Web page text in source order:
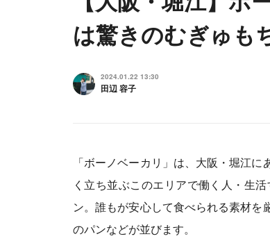
は驚きのむぎゅも
2024.01.22 13:30
田辺 容子
「ボーノベーカリ」は、大阪・堀江
く立ち並ぶこのエリアで働く人・生
ン。誰もが安心して食べられる素材
のパンなどが並びます。